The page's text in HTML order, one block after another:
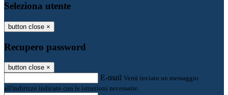
Seleziona utente
button close ×
Recupero password
button close ×
E-mail Verrà inviato un messaggio
all'indirizzo indicato con le istruzioni necessarie.